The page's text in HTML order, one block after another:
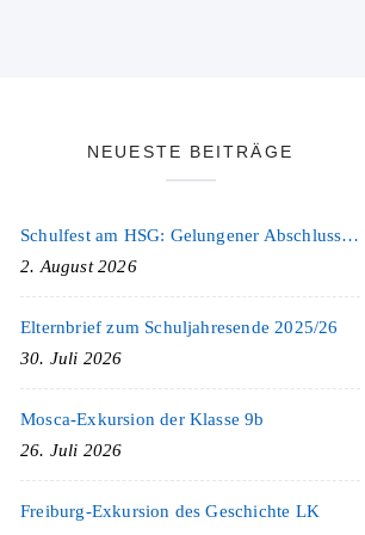
NEUESTE BEITRÄGE
Schulfest am HSG: Gelungener Abschluss eines ereignisreichen Schuljahres
2. August 2026
Elternbrief zum Schuljahresende 2025/26
30. Juli 2026
Mosca-Exkursion der Klasse 9b
26. Juli 2026
Freiburg-Exkursion des Geschichte LK